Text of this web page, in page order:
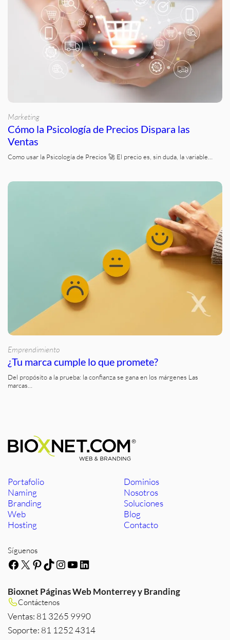
Marketing
Cómo la Psicología de Precios Dispara las
Ventas
Como usar la Psicología de Precios 🚀 El precio es, sin duda, la variable…
Emprendimiento
¿Tu marca cumple lo que promete?
Del propósito a la prueba: la confianza se gana en los márgenes Las
marcas…
Portafolio
Naming
Branding
Web
Hosting
Dominios
Nosotros
Soluciones
Blog
Contacto
Síguenos
Facebook
X Pinterest
TikTok
Instagram
YouTube
LinkedIn
Bioxnet Páginas Web Monterrey y Branding
Contáctenos
Ventas: 81 3265 9990
Soporte: 81 1252 4314